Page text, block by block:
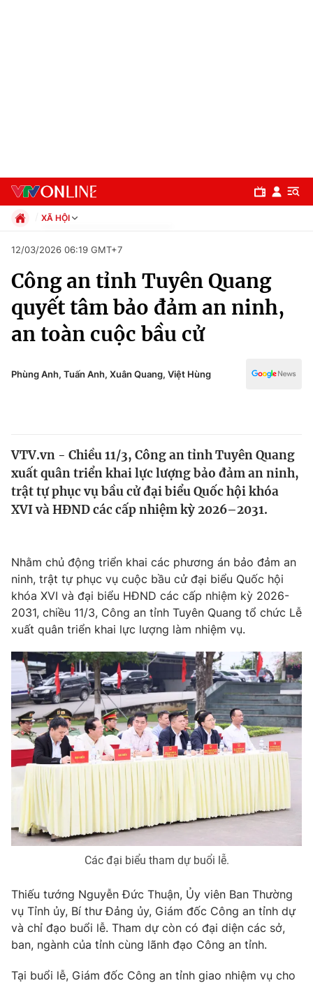
Chuyên mục
Chính trị
Thế giới
Tin tức
Câu chuyện quốc tế
Thị trường
Góc doanh nghiệp
Dữ liệu và đời sống
Truyền hình
Phim VTV
Hậu trường
Nhân vật
Khán giả
Giải sao mai
Điện ảnh
Âm nhạc
Sao
Đời sống
Du lịch
Làm đẹp
Chất lượng cuộc sống
Giáo dục
Tuyển sinh
Học trực tuyến
Công nghệ
Hitech Công nghệ tương lai
Sản phẩm
Thị trường
Giao lưu trực tuyến
Lịch phát sóng
Chuyên mục khác
Emagazine Podcast
XÃ HỘI
Xã hội
Pháp luật
Kinh tế
Thể thao
Truyền hình
Văn hóa - Giải trí
Đời sống
12/03/2026 06:19 GMT+7
Công an tỉnh Tuyên Quang
quyết tâm bảo đảm an ninh,
an toàn cuộc bầu cử
Phùng Anh, Tuấn Anh, Xuân Quang, Việt Hùng
VTV.vn - Chiều 11/3, Công an tỉnh Tuyên Quang
xuất quân triển khai lực lượng bảo đảm an ninh,
trật tự phục vụ bầu cử đại biểu Quốc hội khóa
XVI và HĐND các cấp nhiệm kỳ 2026–2031.
Nhằm chủ động triển khai các phương án bảo đảm an
ninh, trật tự phục vụ cuộc bầu cử đại biểu Quốc hội
khóa XVI và đại biểu HĐND các cấp nhiệm kỳ 2026-
2031, chiều 11/3, Công an tỉnh Tuyên Quang tổ chức Lễ
xuất quân triển khai lực lượng làm nhiệm vụ.
Các đại biểu tham dự buổi lễ.
Thiếu tướng Nguyễn Đức Thuận, Ủy viên Ban Thường
vụ Tỉnh ủy, Bí thư Đảng ủy, Giám đốc Công an tỉnh dự
và chỉ đạo buổi lễ. Tham dự còn có đại diện các sở,
ban, ngành của tỉnh cùng lãnh đạo Công an tỉnh.
Tại buổi lễ, Giám đốc Công an tỉnh giao nhiệm vụ cho